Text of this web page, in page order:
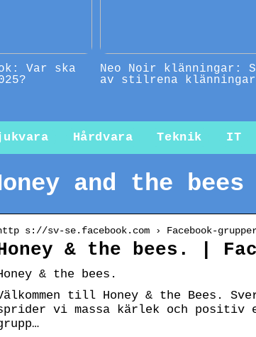
Var ska
Neo Noir klänningar:
av stilrena
Hårdvara Teknik IT
and the bees
s://sv-se.facebook.com › Facebook-
& the bees. |
& the bees.
till Honey & the Bees.
vi massa kärlek och